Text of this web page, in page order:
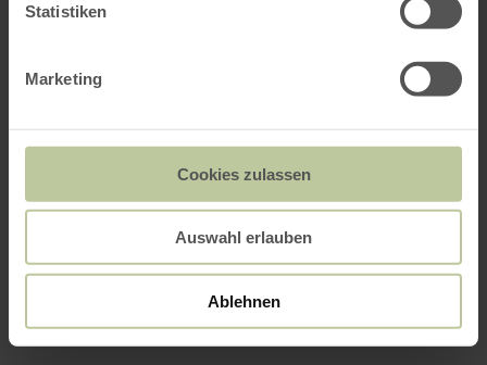
Statistiken
Marketing
Cookies zulassen
Auswahl erlauben
Ablehnen